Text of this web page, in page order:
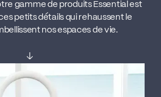
gamme de produits Essential est
petits détails qui rehaussent le
nos espaces de vie.
↓